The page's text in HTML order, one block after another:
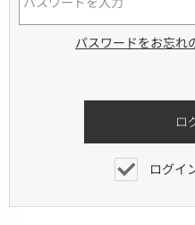
パスワードをお忘れ
ログイ